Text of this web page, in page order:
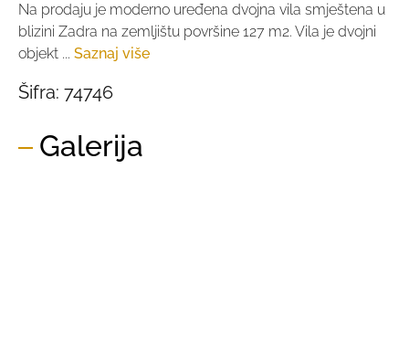
Na prodaju je moderno uređena dvojna vila smještena u
blizini Zadra na zemljištu površine 127 m2. Vila je dvojni
objekt ... Saznaj više
Šifra: 74746
Galerija